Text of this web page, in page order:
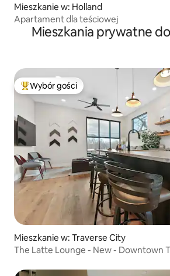
Mieszkanie w: Holland
Apartament dla teściowej
Mieszkania prywatne
Najpopularniejsze z kategorii Wybór
Wybór gości
Mieszkanie w: Traverse City
The Latte Lounge - New - Downtown